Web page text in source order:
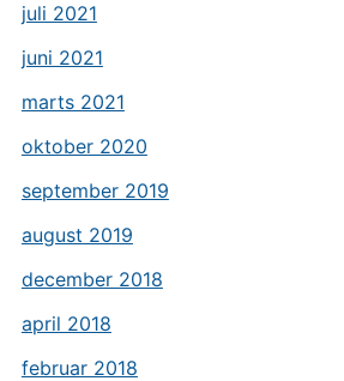
juli 2021
juni 2021
marts 2021
oktober 2020
september 2019
august 2019
december 2018
april 2018
februar 2018